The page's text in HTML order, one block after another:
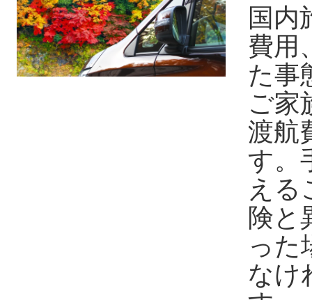
国内
費用
た事
ご家
渡航
す。
える
険と
った
なけ